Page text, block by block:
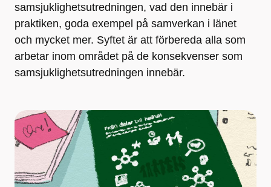
samsjuklighetsutredningen, vad den innebär i
praktiken, goda exempel på samverkan i länet
och mycket mer. Syftet är att förbereda alla som
arbetar inom området på de konsekvenser som
samsjuklighetsutredningen innebär.